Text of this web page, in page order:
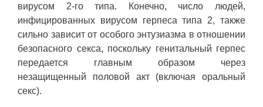
вирусом 2-го типа. Конечно, число людей,
инфицированных вирусом герпеса типа 2, также
сильно зависит от особого энтузиазма в отношении
безопасного секса, поскольку генитальный герпес
передается главным образом через
незащищенный половой акт (включая оральный
секс).